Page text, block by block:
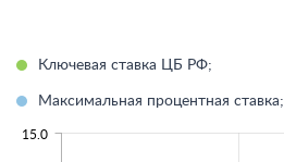
Ключевая ставка ЦБ РФ;
Максимальная процентная ставка;
15.0